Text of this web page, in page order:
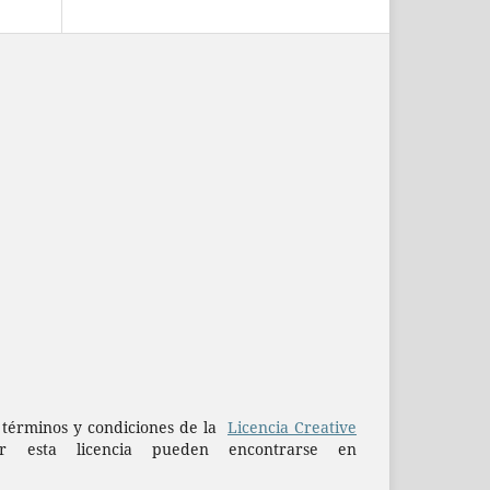
y condiciones de la Licencia Creative
licencia pueden encontrarse en